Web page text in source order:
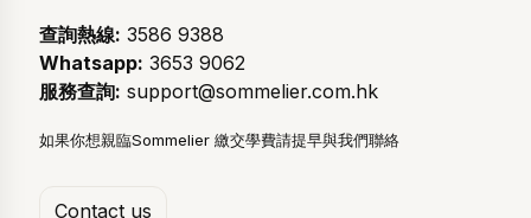
查詢熱線: 3586 9388
Whatsapp: 3653 9062
服務查詢: support@sommelier.com.hk
如果你想親臨Sommelier 繳交學費請提早與我們聯絡
Contact us